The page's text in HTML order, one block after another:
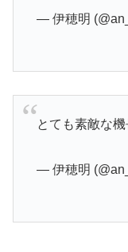
— 伊穂明
とても素敵な機
— 伊穂明